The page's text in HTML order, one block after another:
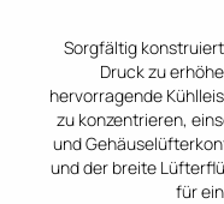
Sorgfältig
Druck zu
hervorragende
zu konzentrieren,
und
und der breite
für